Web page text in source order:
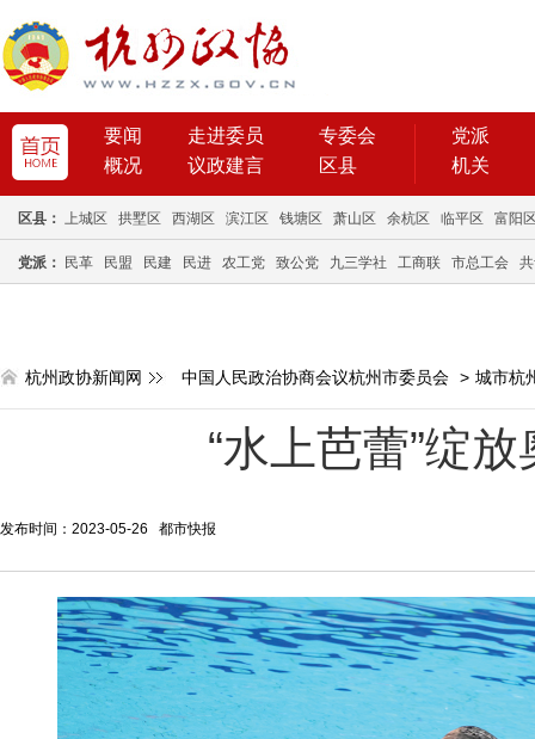
要闻 走进委员
专委会
概况
议政建言 区县
党派
机关
区县： 上城区 拱墅区 西湖区 滨江区 钱塘区 萧山区 余杭区 临平区 富阳
党派： 民革 民盟 民建 民进 农工党 致公党 九三学社 工商联 市总工会
杭州政协新闻网 中国人民政治协商会议杭州市委员会 > 城市杭
“水上芭蕾”绽
发布时间：2023-05-26 都市快报